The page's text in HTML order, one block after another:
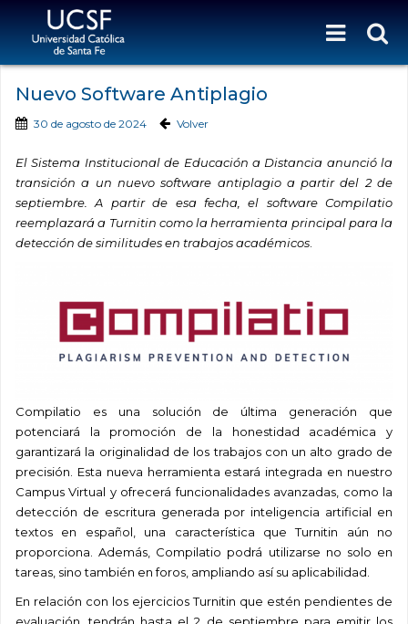
Nuevo Software Antiplagio
30 de agosto de 2024 Volver
El Sistema Institucional de Educación a Distancia anunció la
transición a un nuevo software antiplagio a partir del 2 de
septiembre. A partir de esa fecha, el software Compilatio
reemplazará a Turnitin como la herramienta principal para la
detección de similitudes en trabajos académicos
Compilatio es una solución de última generación que
potenciará la promoción de la honestidad académica y
garantizará la originalidad de los trabajos con un alto grado de
precisión. Esta nueva herramienta estará integrada en nuestro
Campus Virtual y ofrecerá funcionalidades avanzadas, como la
detección de escritura generada por inteligencia artificial en
textos en español, una característica que Turnitin aún no
proporciona. Además, Compilatio podrá utilizarse no solo en
tareas, sino también en foros, ampliando así su aplicabilidad.
En relación con los ejercicios Turnitin que estén pendientes de